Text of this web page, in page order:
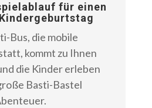
für einen
Bus, die mobile
kommt zu Ihnen
die Kinder erleben
Basti-Bastel